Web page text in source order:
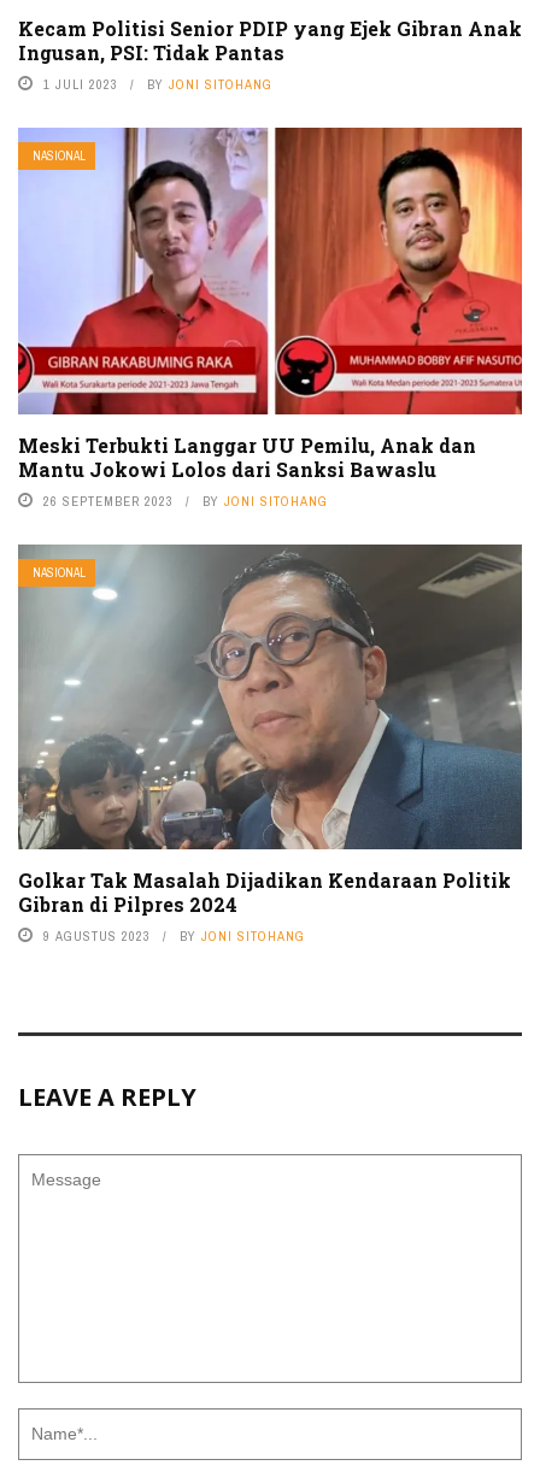
Kecam Politisi Senior PDIP yang Ejek Gibran Anak
Ingusan, PSI: Tidak Pantas
1 JULI 2023 BY JONI SITOHANG
NASIONAL
Meski Terbukti Langgar UU Pemilu, Anak dan
Mantu Jokowi Lolos dari Sanksi Bawaslu
26 SEPTEMBER 2023 BY JONI SITOHANG
NASIONAL
Golkar Tak Masalah Dijadikan Kendaraan Politik
Gibran di Pilpres 2024
9 AGUSTUS 2023 BY JONI SITOHANG
LEAVE A REPLY